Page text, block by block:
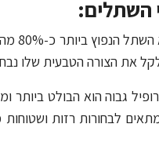
השתלים:
שתל
את הצורה הטבעית שלו
גבוה הוא הבולט ביותר
לבחורות רזות